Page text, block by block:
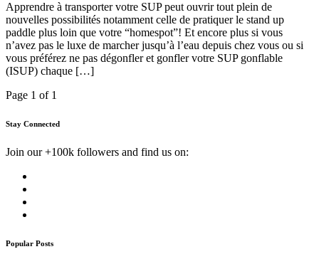
Apprendre à transporter votre SUP peut ouvrir tout plein de
nouvelles possibilités notamment celle de pratiquer le stand up
paddle plus loin que votre “homespot”! Et encore plus si vous
n’avez pas le luxe de marcher jusqu’à l’eau depuis chez vous ou si
vous préférez ne pas dégonfler et gonfler votre SUP gonflable
(ISUP) chaque […]
Page 1 of 1
Stay Connected
Join our +100k followers and find us on:
Popular Posts